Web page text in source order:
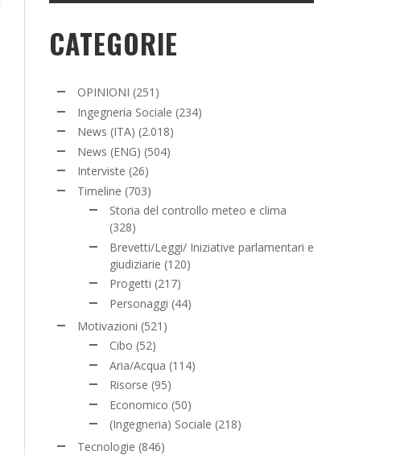
CATEGORIE
OPINIONI (251)
Ingegneria Sociale (234)
News (ITA) (2.018)
News (ENG) (504)
Interviste (26)
Timeline (703)
Storia del controllo meteo e clima
(328)
Brevetti/Leggi/ Iniziative parlamentari e
giudiziarie (120)
Progetti (217)
Personaggi (44)
Motivazioni (521)
Cibo (52)
Aria/Acqua (114)
Risorse (95)
Economico (50)
(Ingegneria) Sociale (218)
Tecnologie (846)